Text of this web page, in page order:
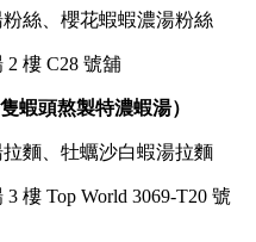
絲、櫻花蝦蝦濃湯粉絲
2 樓 C28 號舖
蝦頭熬製特濃蝦湯）
麵、牡蠣沙白蝦湯拉麵
樓 Top World 3069-T20 號